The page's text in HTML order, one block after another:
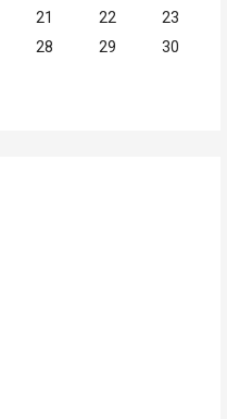
21 22
23
28 29 30